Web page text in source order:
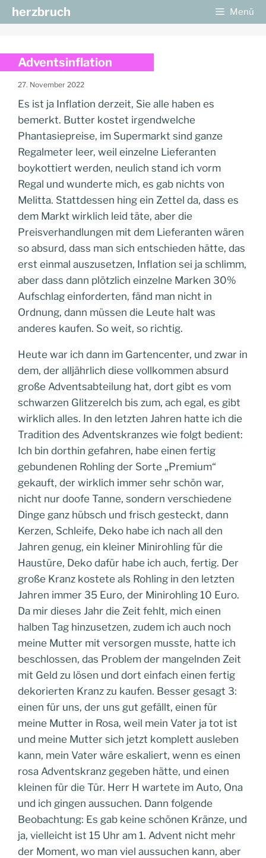
Zum
Inhalt
herzbruch Menü
Adventsinflation
27. November 2022
Es ist ja Inflation derzeit, Sie alle haben es
bemerkt. Butter kostet irgendwelche
Phantasiepreise, im Supermarkt sind ganze
Regalmeter leer, weil einzelne Lieferanten
boykottiert werden, neulich stand ich vorm
Regal und wunderte mich, es gab nichts von
Melitta. Stattdessen hing ein Zettel da, dass es
dem Markt wirklich leid täte, aber die
Preisverhandlungen mit dem Lieferanten wären
so absurd, dass man sich entschieden hätte, das
erst einmal auszusetzen, Inflation sei ja schlimm,
aber dass dann plötzlich einzelne Marken 30%
Aufschlag einforderten, fänd man nicht in
Ordnung, dann müssen die Leute halt was
anderes kaufen. So weit, so richtig.
Heute war ich dann im Gartencenter, und zwar in
dem, der alljährlich diese vollkommen absurd
große Adventsabteilung hat, dort gibt es vom
schwarzen Glitzerelch bis zum, ach egal, es gibt
wirklich alles. In den letzten Jahren hatte ich die
Tradition des Adventskranzes wie folgt bedient:
Ich bin dorthin gefahren, habe einen fertig
gebundenen Rohling der Sorte „Premium“
gekauft, der wirklich immer sehr schön war,
nicht nur doofe Tanne, sondern verschiedene
Dinge ganz hübsch und frisch gesteckt, dann
Kerzen, Schleife, Deko habe ich nach all den
Jahren genug, ein kleiner Minirohling für die
Haustüre, Deko dafür habe ich auch, fertig. Der
große Kranz kostete als Rohling in den letzten
Jahren immer 35 Euro, der Minirohling 10 Euro.
Da mir dieses Jahr die Zeit fehlt, mich einen
halben Tag hinzusetzen, zudem ich auch noch
meine Mutter mit versorgen musste, hatte ich
beschlossen, das Problem der mangelnden Zeit
mit Geld zu lösen und dort einfach einen fertig
dekorierten Kranz zu kaufen. Besser gesagt 3:
einen für uns, der uns gut gefällt, einen für
meine Mutter in Rosa, weil mein Vater ja tot ist
und meine Mutter sich jetzt komplett ausleben
kann, mein Vater wäre eskaliert, wenn es einen
rosa Adventskranz gegeben hätte, und einen
kleinen für die Tür. Herr H wartete im Auto, Ona
und ich gingen aussuchen. Dann folgende
Beobachtung: Es gab keine schönen Kränze, und
ja, vielleicht ist 15 Uhr am 1. Advent nicht mehr
der Moment, wo man viel aussuchen kann, aber